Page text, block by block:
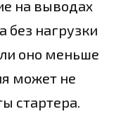
на выводах
без нагрузки
оно меньше
может не
стартера.